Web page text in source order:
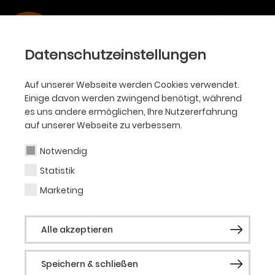
Datenschutzeinstellungen
Auf unserer Webseite werden Cookies verwendet.
Einige davon werden zwingend benötigt, während
es uns andere ermöglichen, Ihre Nutzererfahrung
auf unserer Webseite zu verbessern.
Notwendig
Statistik
Marketing
Alle akzeptieren
Speichern & schließen